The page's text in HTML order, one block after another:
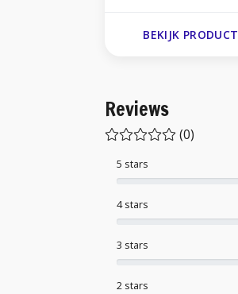
BEKIJK PRODUCT
Reviews
(0)
2 stars
3 stars
4 stars
5 stars